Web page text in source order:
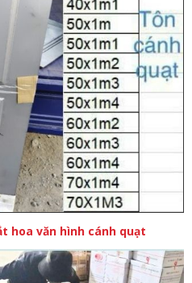
hoa văn hình cánh quạt